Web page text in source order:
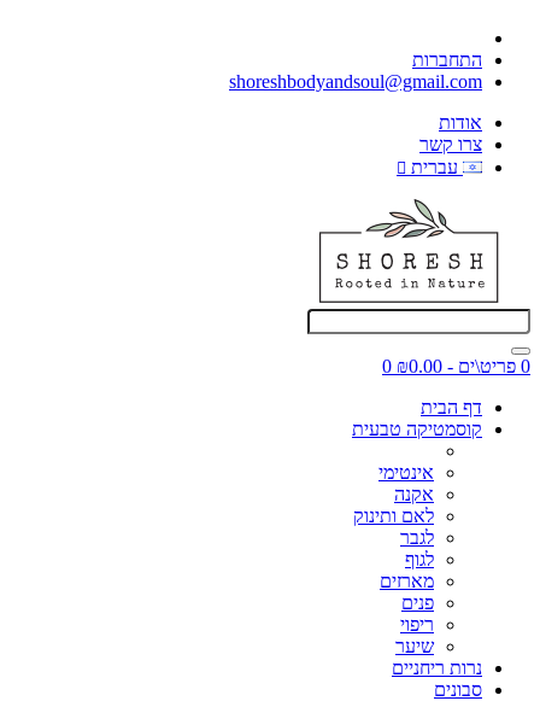
התחברות
shoreshbodyandsoul@gmail.com
אודות
צרו קשר
עברית
0 פריט\ים - ₪0.00
0
דף הבית
קוסמטיקה טבעית
אינטימי
אקנה
לאם ותינוק
לגבר
לגוף
מארזים
פנים
ריפוי
שיער
נרות ריחניים
סבונים